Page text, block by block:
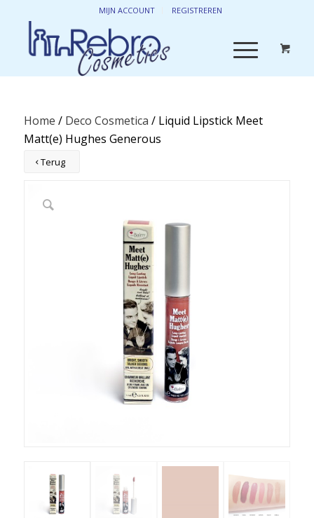
MIJN ACCOUNT REGISTREREN
Home / Deco Cosmetica / Liquid Lipstick Meet
Matt(e) Hughes Generous
Terug